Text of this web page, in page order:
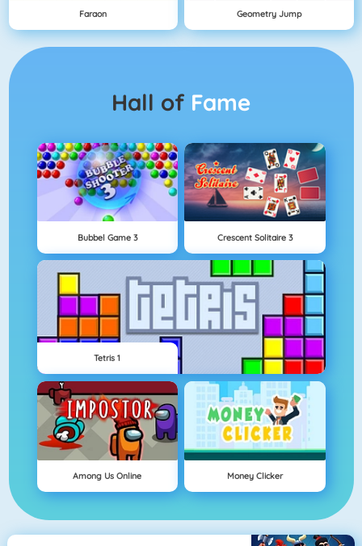
Faraon Geometry Jump
Hall of Fame
Bubbel Game 3 Crescent Solitaire 3
Tetris 1
Among Us Online Money Clicker